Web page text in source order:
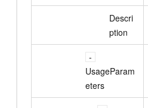
Descri
ption
UsageParam
eters